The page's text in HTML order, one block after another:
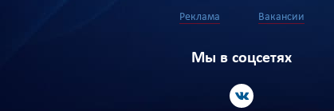
Реклама Вакансии
Мы в соцсетях